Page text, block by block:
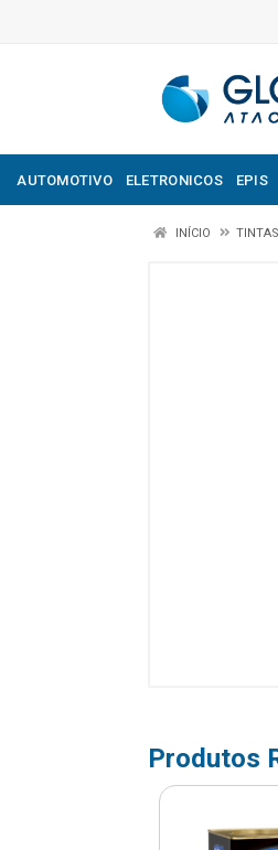
AUTOMOTIVO ELETRONICOS EPIS
INÍCIO
Produtos